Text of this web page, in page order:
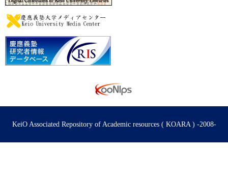
KeiO Associated Repository of Academic resources ( KOARA ) -2008-